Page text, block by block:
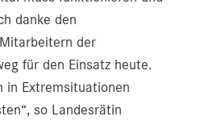
danke den
der
für den Einsatz heute.
in Extremsituationen
so Landesrätin